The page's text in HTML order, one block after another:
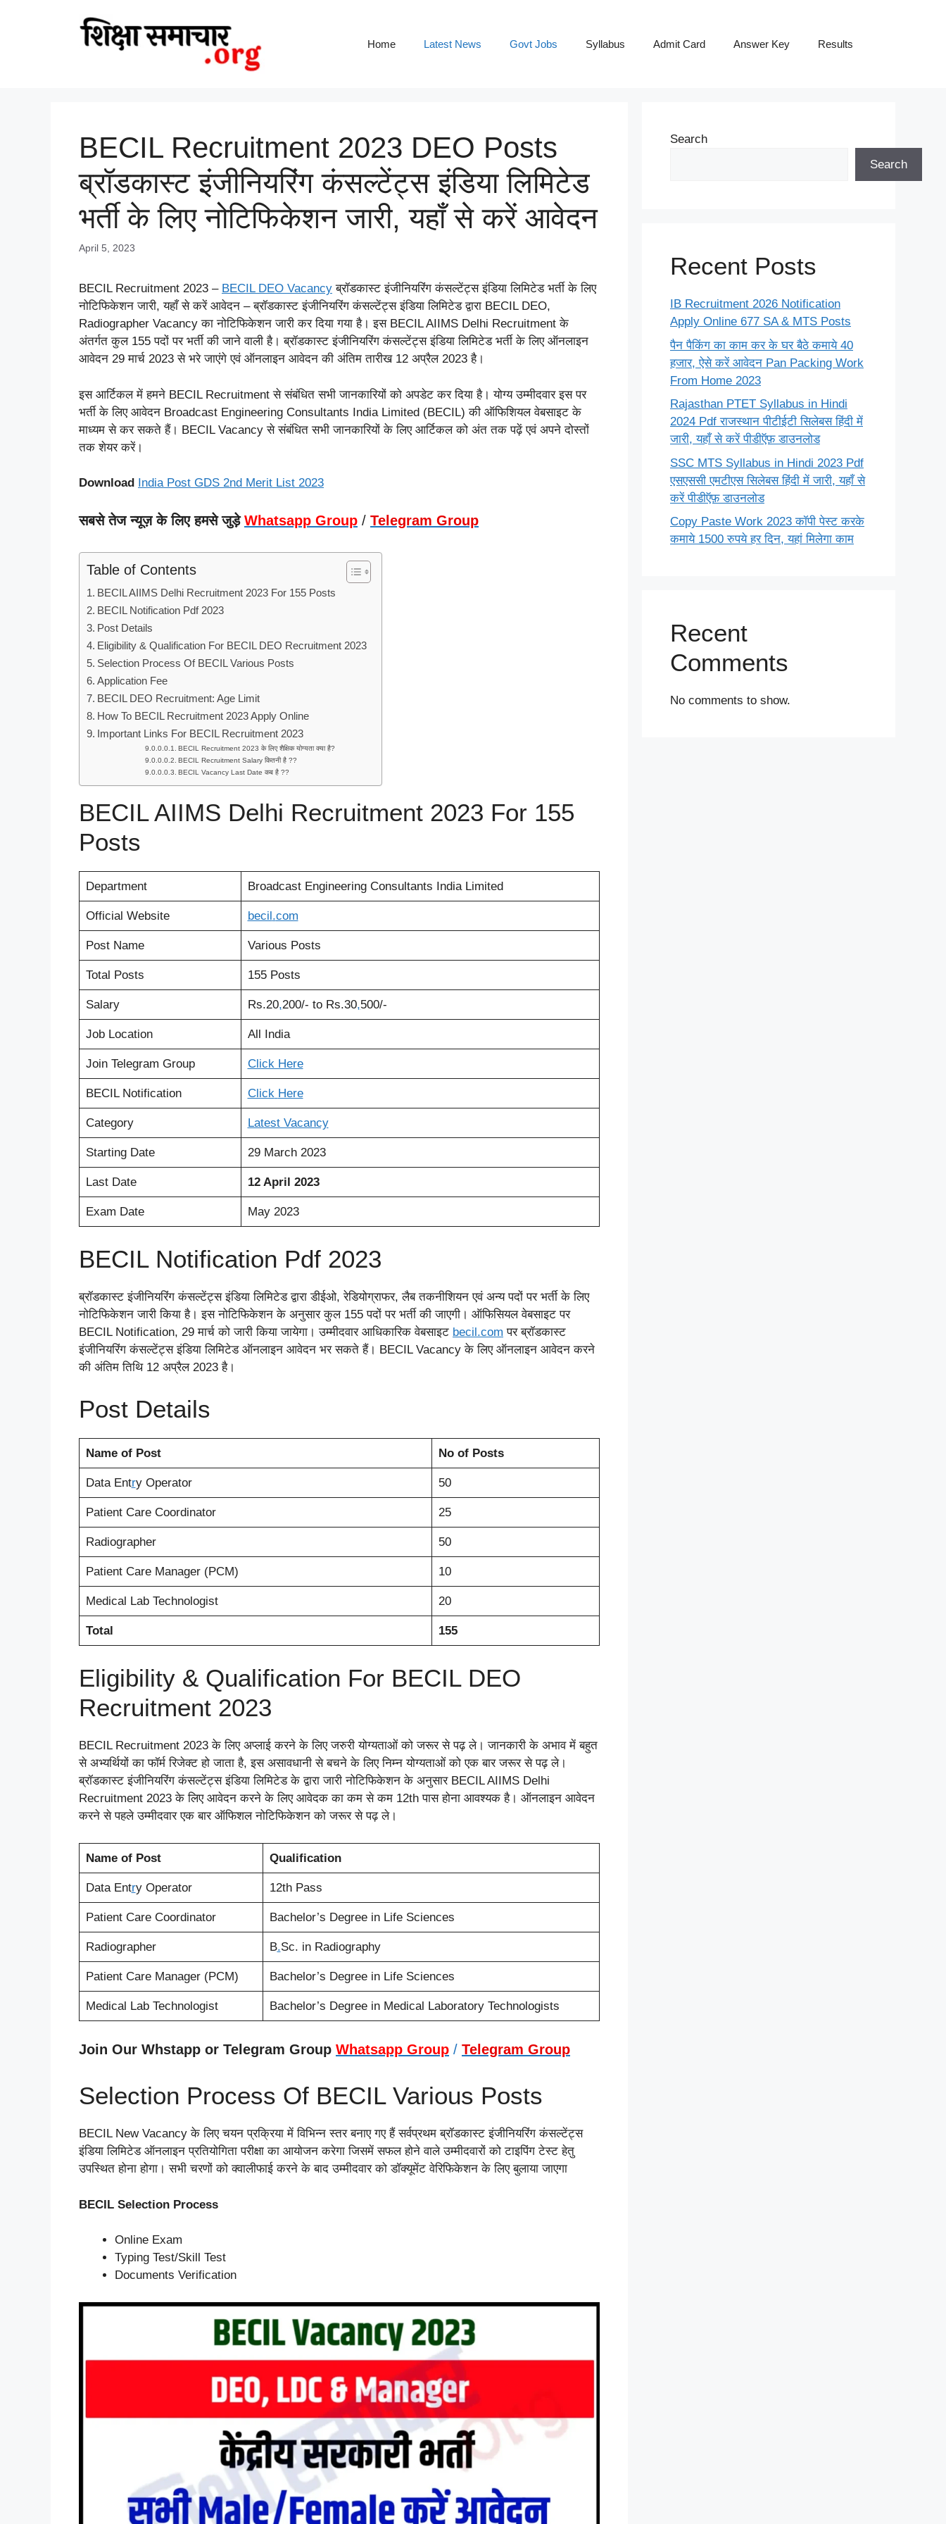
Home Latest News Govt Jobs Syllabus Admit Card Answer Key Results
BECIL Recruitment 2023 DEO Posts
ब्रॉडकास्ट इंजीनियरिंग कंसल्टेंट्स इंडिया लिमिटेड
भर्ती के लिए नोटिफिकेशन जारी, यहाँ से करें आवेदन
April 5, 2023
BECIL Recruitment 2023 – BECIL DEO Vacancy ब्रॉडकास्ट इंजीनियरिंग कंसल्टेंट्स इंडिया लिमिटेड भर्ती के लिए
नोटिफिकेशन जारी, यहाँ से करें आवेदन – ब्रॉडकास्ट इंजीनियरिंग कंसल्टेंट्स इंडिया लिमिटेड द्वारा BECIL DEO,
Radiographer Vacancy का नोटिफिकेशन जारी कर दिया गया है। इस BECIL AIIMS Delhi Recruitment के
अंतर्गत कुल 155 पदों पर भर्ती की जाने वाली है। ब्रॉडकास्ट इंजीनियरिंग कंसल्टेंट्स इंडिया लिमिटेड भर्ती के लिए ऑनलाइन
आवेदन 29 मार्च 2023 से भरे जाएंगे एवं ऑनलाइन आवेदन की अंतिम तारीख 12 अप्रैल 2023 है।
इस आर्टिकल में हमने BECIL Recruitment से संबंधित सभी जानकारियों को अपडेट कर दिया है। योग्य उम्मीदवार इस पर
भर्ती के लिए आवेदन Broadcast Engineering Consultants India Limited (BECIL) की ऑफिशियल वेबसाइट के
माध्यम से कर सकते हैं। BECIL Vacancy से संबंधित सभी जानकारियों के लिए आर्टिकल को अंत तक पढ़ें एवं अपने दोस्तों
तक शेयर करें।
Download India Post GDS 2nd Merit List 2023
सबसे तेज न्यूज़ के लिए हमसे जुड़े Whatsapp Group / Telegram Group
Table of Contents
BECIL AIIMS Delhi Recruitment 2023 For 155 Posts
BECIL Notification Pdf 2023
Post Details
Eligibility & Qualification For BECIL DEO Recruitment 2023
Selection Process Of BECIL Various Posts
Application Fee
BECIL DEO Recruitment: Age Limit
How To BECIL Recruitment 2023 Apply Online
Important Links For BECIL Recruitment 2023
BECIL Recruitment 2023 के लिए शैक्षिक योग्यता क्या है?
BECIL Recruitment Salary कितनी है ??
BECIL Vacancy Last Date कब है ??
BECIL AIIMS Delhi Recruitment 2023 For 155
Posts
Department Broadcast Engineering Consultants India Limited
Official Website becil.com
Post Name Various Posts
Total Posts 155 Posts
Salary Rs.20,200/- to Rs.30,500/-
Job Location All India
Join Telegram Group Click Here
BECIL Notification Click Here
Category Latest Vacancy
Starting Date 29 March 2023
Last Date 12 April 2023
Exam Date May 2023
BECIL Notification Pdf 2023
ब्रॉडकास्ट इंजीनियरिंग कंसल्टेंट्स इंडिया लिमिटेड द्वारा डीईओ, रेडियोग्राफर, लैब तकनीशियन एवं अन्य पदों पर भर्ती के लिए
नोटिफिकेशन जारी किया है। इस नोटिफिकेशन के अनुसार कुल 155 पदों पर भर्ती की जाएगी। ऑफिसियल वेबसाइट पर
BECIL Notification, 29 मार्च को जारी किया जायेगा। उम्मीदवार आधिकारिक वेबसाइट becil .com पर ब्रॉडकास्ट
इंजीनियरिंग कंसल्टेंट्स इंडिया लिमिटेड ऑनलाइन आवेदन भर सकते हैं। BECIL Vacancy के लिए ऑनलाइन आवेदन करने
की अंतिम तिथि 12 अप्रैल 2023 है।
Post Details
Name of Post No of Posts
Data Entry Operator 50
Patient Care Coordinator 25
Radiographer 50
Patient Care Manager (PCM) 10
Medical Lab Technologist 20
Total 155
Eligibility & Qualification For BECIL DEO
Recruitment 2023
BECIL Recruitment 2023 के लिए अप्लाई करने के लिए जरुरी योग्यताओं को जरूर से पढ़ ले। जानकारी के अभाव में बहुत
से अभ्यर्थियों का फॉर्म रिजेक्ट हो जाता है, इस असावधानी से बचने के लिए निम्न योग्यताओं को एक बार जरूर से पढ़ ले।
ब्रॉडकास्ट इंजीनियरिंग कंसल्टेंट्स इंडिया लिमिटेड के द्वारा जारी नोटिफिकेशन के अनुसार BECIL AIIMS Delhi
Recruitment 2023 के लिए आवेदन करने के लिए आवेदक का कम से कम 12th पास होना आवश्यक है। ऑनलाइन आवेदन
करने से पहले उम्मीदवार एक बार ऑफिशल नोटिफिकेशन को जरूर से पढ़ ले।
Name of Post Qualification
Data Entry Operator 12th Pass
Patient Care Coordinator Bachelor’s Degree in Life Sciences
Radiographer B.Sc. in Radiography
Patient Care Manager (PCM) Bachelor’s Degree in Life Sciences
Medical Lab Technologist Bachelor’s Degree in Medical Laboratory Technologists
Join Our Whstapp or Telegram Group Whatsapp Group / Telegram Group
Selection Process Of BECIL Various Posts
BECIL New Vacancy के लिए चयन प्रक्रिया में विभिन्न स्तर बनाए गए हैं सर्वप्रथम ब्रॉडकास्ट इंजीनियरिंग कंसल्टेंट्स
इंडिया लिमिटेड ऑनलाइन प्रतियोगिता परीक्षा का आयोजन करेगा जिसमें सफल होने वाले उम्मीदवारों को टाइपिंग टेस्ट हेतु
उपस्थित होना होगा। सभी चरणों को क्वालीफाई करने के बाद उम्मीदवार को डॉक्यूमेंट वेरिफिकेशन के लिए बुलाया जाएगा
BECIL Selection Process
Online Exam
Typing Test/Skill Test
Documents Verification
Search
Search
Recent Posts
IB Recruitment 2026 Notification
Apply Online 677 SA & MTS Posts
पैन पैकिंग का काम कर के घर बैठे कमाये 40
हजार, ऐसे करें आवेदन Pan Packing Work
From Home 2023
Rajasthan PTET Syllabus in Hindi
2024 Pdf राजस्थान पीटीईटी सिलेबस हिंदी में
जारी, यहाँ से करें पीडीऍफ़ डाउनलोड
SSC MTS Syllabus in Hindi 2023 Pdf
एसएससी एमटीएस सिलेबस हिंदी में जारी, यहाँ से
करें पीडीऍफ़ डाउनलोड
Copy Paste Work 2023 कॉपी पेस्ट करके
कमाये 1500 रुपये हर दिन, यहां मिलेगा काम
Recent
Comments
No comments to show.